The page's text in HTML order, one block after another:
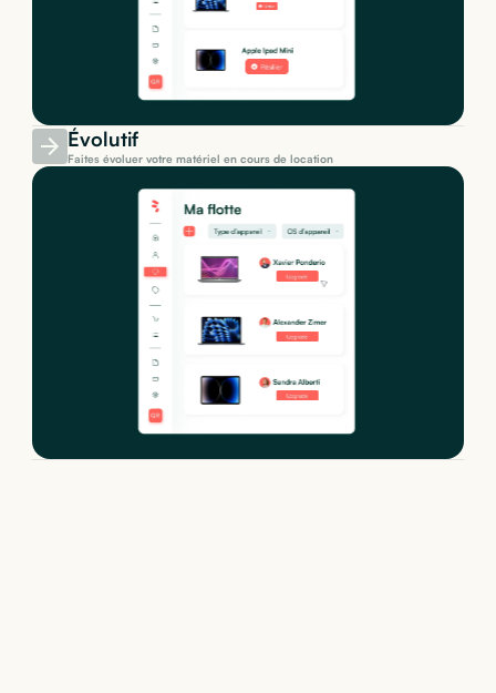
Évolutif
Faites évoluer votre matériel en cours de location